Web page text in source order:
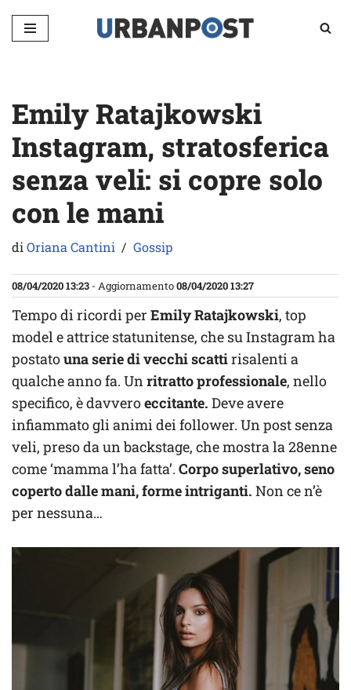
Vai
Emily Ratajkowski
Instagram, stratosferica
senza veli: si copre solo
con le mani
diOriana Cantini Gossip
08/04/2020 13:23 - Aggiornamento08/04/2020 13:27
Tempo di ricordi per Emily Ratajkowski, top
model e attrice statunitense, che su Instagram ha
postatouna serie di vecchi scattirisalenti a
qualche anno fa. Unritratto professionale, nello
specifico, è davveroeccitante. Deve avere
infiammato gli animi dei follower. Un post senza
veli, preso da un backstage, che mostra la 28enne
come ‘mamma l’ha fatta’. Corpo superlativo, seno
coperto dalle mani, forme intriganti. Non ce n’è
per nessuna…